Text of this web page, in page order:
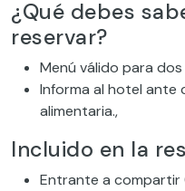
¿Qué debes
reservar?
Menú válido para
Informa al hotel ante
alimentaria.,
Incluido en la
Entrante a compartir